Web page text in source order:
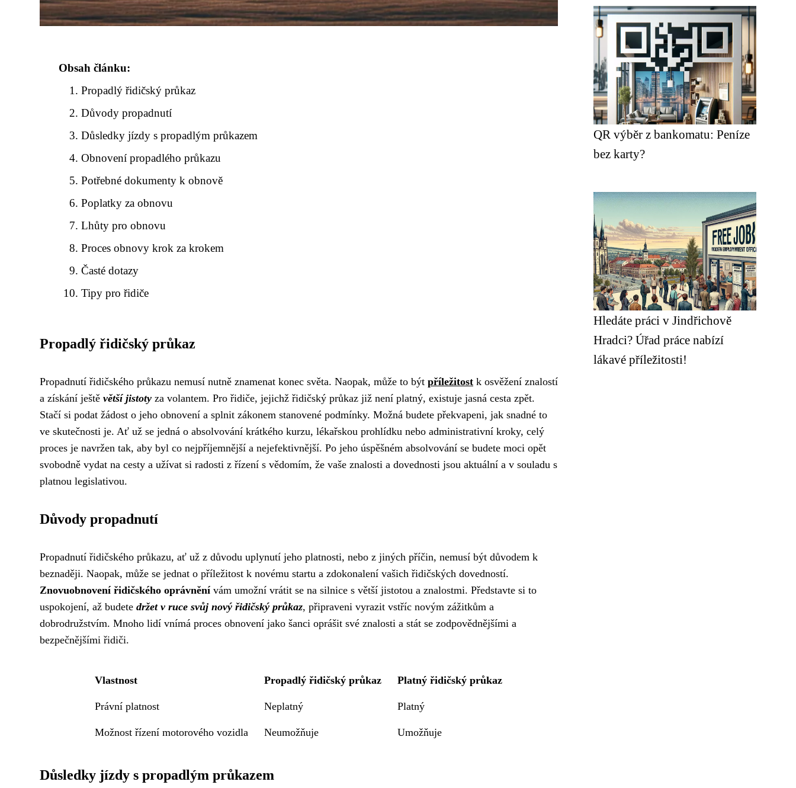
Obsah článku:
Propadlý řidičský průkaz
Důvody propadnutí
Důsledky jízdy s propadlým průkazem
Obnovení propadlého průkazu
Potřebné dokumenty k obnově
Poplatky za obnovu
Lhůty pro obnovu
Proces obnovy krok za krokem
Časté dotazy
Tipy pro řidiče
Propadlý řidičský průkaz
Propadnutí řidičského průkazu nemusí nutně znamenat konec světa. Naopak, může to být příležitost k osvěžení znalostí
a získání ještě větší jistoty za volantem. Pro řidiče, jejichž řidičský průkaz již není platný, existuje jasná cesta zpět.
Stačí si podat žádost o jeho obnovení a splnit zákonem stanovené podmínky. Možná budete překvapeni, jak snadné to
ve skutečnosti je. Ať už se jedná o absolvování krátkého kurzu, lékařskou prohlídku nebo administrativní kroky, celý
proces je navržen tak, aby byl co nejpříjemnější a nejefektivnější. Po jeho úspěšném absolvování se budete moci opět
svobodně vydat na cesty a užívat si radosti z řízení s vědomím, že vaše znalosti a dovednosti jsou aktuální a v souladu s
platnou legislativou.
Důvody propadnutí
Propadnutí řidičského průkazu, ať už z důvodu uplynutí jeho platnosti, nebo z jiných příčin, nemusí být důvodem k
beznaději. Naopak, může se jednat o příležitost k novému startu a zdokonalení vašich řidičských dovedností.
Znovuobnovení řidičského oprávněnívám umožní vrátit se na silnice s větší jistotou a znalostmi. Představte si to
uspokojení, až budete držet v ruce svůj nový řidičský průkaz, připraveni vyrazit vstříc novým zážitkům a
dobrodružstvím. Mnoho lidí vnímá proces obnovení jako šanci oprášit své znalosti a stát se zodpovědnějšími a
bezpečnějšími řidiči.
Vlastnost Propadlý řidičský průkaz Platný řidičský průkaz
Právní platnost Neplatný Platný
Možnost řízení motorového vozidla Neumožňuje Umožňuje
Důsledky jízdy s propadlým průkazem
QR výběr z bankomatu: Peníze
bez karty?
Hledáte práci v Jindřichově
Hradci? Úřad práce nabízí
lákavé příležitosti!